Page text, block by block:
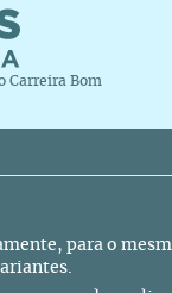
Carreira Bom
para o